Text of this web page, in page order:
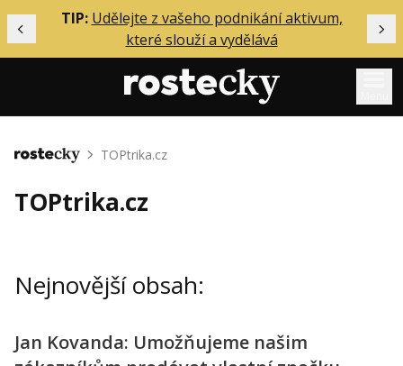
Předchozí
TIP: Udělejte z vašeho podnikání aktivum,
které slouží a vydělává
Mentoring
Solo
Inzerce
Domů TOPtrika.cz
TOPtrika.cz
Nejnovější obsah:
Jan Kovanda: Umožňujeme našim